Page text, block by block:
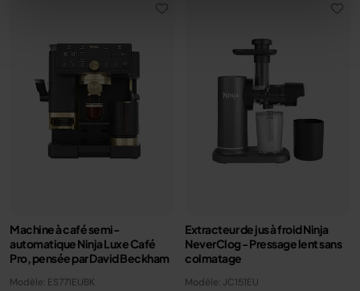
Machine à café semi-
automatique Ninja Luxe Café
Pro, pensée par David Beckham
Modèle: ES771EUBK
Extracteur de jus à froid Ninja
NeverClog - Pressage lent sans
colmatage
Modèle: JC151EU